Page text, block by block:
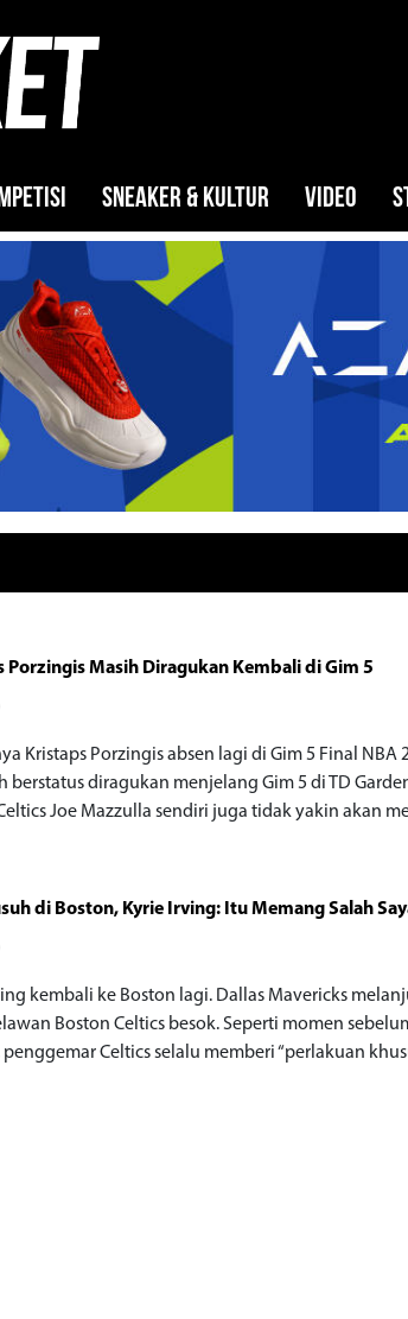
SNEAKER & KULTUR VIDEO
Porzingis Masih Diragukan Kembali di Gim 5
Kristaps Porzingis absen lagi di Gim 5 Final NBA
berstatus diragukan menjelang Gim 5 di TD
Joe Mazzulla sendiri juga tidak yakin akan
di Boston, Kyrie Irving: Itu Memang Salah
kembali ke Boston lagi. Dallas Mavericks
Boston Celtics besok. Seperti momen
penggemar Celtics selalu memberi “perlakuan